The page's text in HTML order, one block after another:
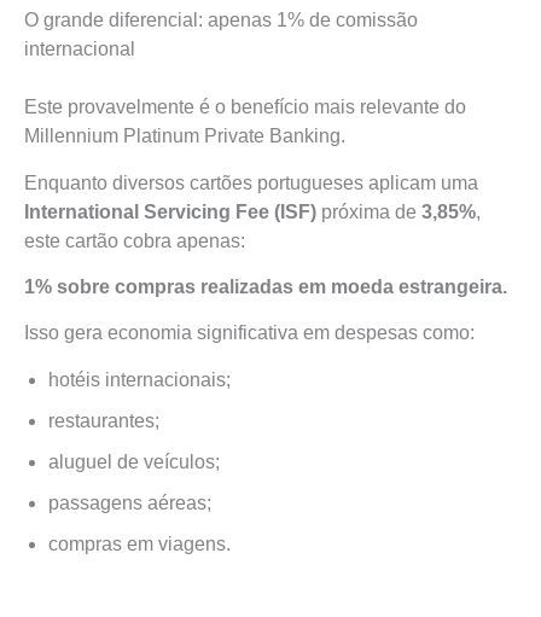
O grande diferencial: apenas 1% de comissão
internacional
Este provavelmente é o benefício mais relevante do
Millennium Platinum Private Banking.
Enquanto diversos cartões portugueses aplicam uma
International Servicing Fee (ISF) próxima de 3,85%,
este cartão cobra apenas:
1% sobre compras realizadas em moeda estrangeira.
Isso gera economia significativa em despesas como:
hotéis internacionais;
restaurantes;
aluguel de veículos;
passagens aéreas;
compras em viagens.